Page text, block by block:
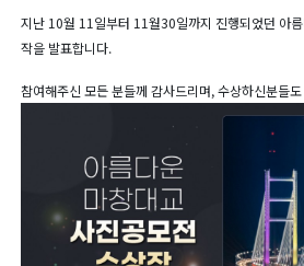
지난 10월 11일부터 11월30일까지 진행되었던 아
작을 발표합니다.
참여해주신 모든 분들께 감사드리며, 수상하신분들